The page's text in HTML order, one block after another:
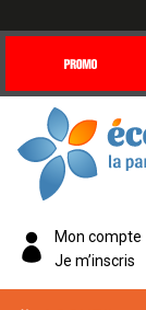
Offres
éco-Mon compte
Je m’inscris